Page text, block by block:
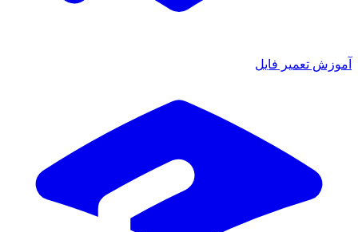
آموزش تعمیر فایل